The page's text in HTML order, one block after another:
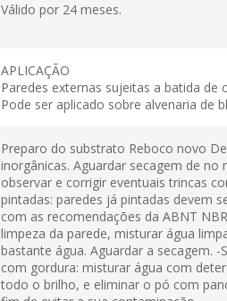
Válido por 24 meses.
APLICAÇÃO
Paredes externas sujeitas a batida de
Pode ser aplicado sobre alvenaria de
Preparo do substrato Reboco novo
inorgânicas. Aguardar secagem de
observar e corrigir eventuais trincas
pintadas: paredes já pintadas devem
com as recomendações da ABNT
limpeza da parede, misturar água
bastante água. Aguardar a secagem.
com gordura: misturar água com
todo o brilho, e eliminar o pó com